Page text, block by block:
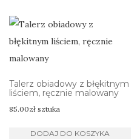
Talerz obiadowy z błękitnym
liściem, ręcznie malowany
85.00zł sztuka
DODAJ DO KOSZYKA